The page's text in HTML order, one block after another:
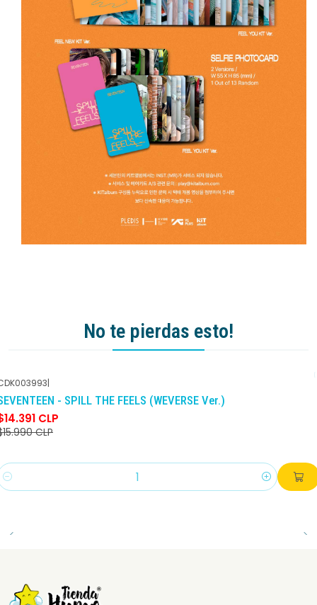
No te pierdas esto!
-10%DCTO
|
- SPILL THE FEELS (WEVERSE Ver.)
CLP
CLP